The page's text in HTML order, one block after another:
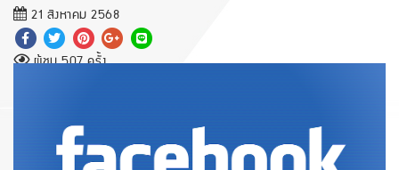
21 สิงหาคม 2568
ผู้ชม 507 ครั้ง